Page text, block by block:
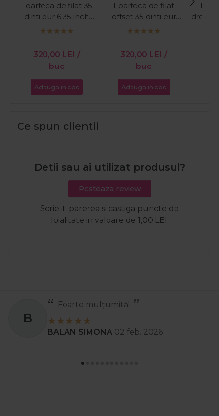
Foarfeca de filat 35
dinti eur 6.35 inch
SilkCut Black
320,00 LEI /
buc
Adauga in cos
Foarfeca de filat
offset 35 dinti eur
6.35 inci SilkCut
320,00 LEI /
buc
Adauga in cos
Ce spun clientii
Detii sau ai utilizat produsul?
Posteaza review
Scrie-ti parerea si castiga puncte de
loialitate in valoare de 1,00 LEI.
B
Foarte mulțumită!
BALAN SIMONA 02 feb. 2026